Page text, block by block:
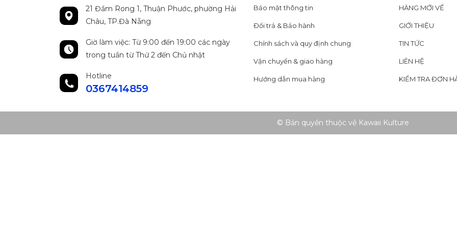
21 Đầm Rong 1, Thuận Phước, phường Hải
Châu, TP.Đà Nẵng
Giờ làm việc: Từ 9:00 đến 19:00 các ngày
trong tuần từ Thứ 2 đến Chủ nhật
Hotline
0367414859
Bảo mật thông tin
Đổi trả & Bảo hành
Chính sách và quy định chung
Vận chuyển & giao hàng
Hướng dẫn mua hàng
HÀNG MỚI VỀ
GIỚI THIỆU
TIN TỨC
LIÊN HỆ
KIỂM TRA ĐƠN
© Bản quyền thuộc về Kawaii Kulture